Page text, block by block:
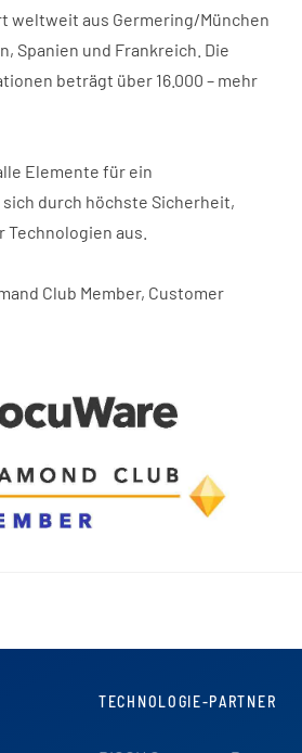
weltweit aus Germering/München
Spanien und Frankreich. Die
beträgt über 16.000 – mehr
Elemente für ein
durch höchste Sicherheit,
aus.
Club Member, Customer
TECHNOLOGIE-PARTNER